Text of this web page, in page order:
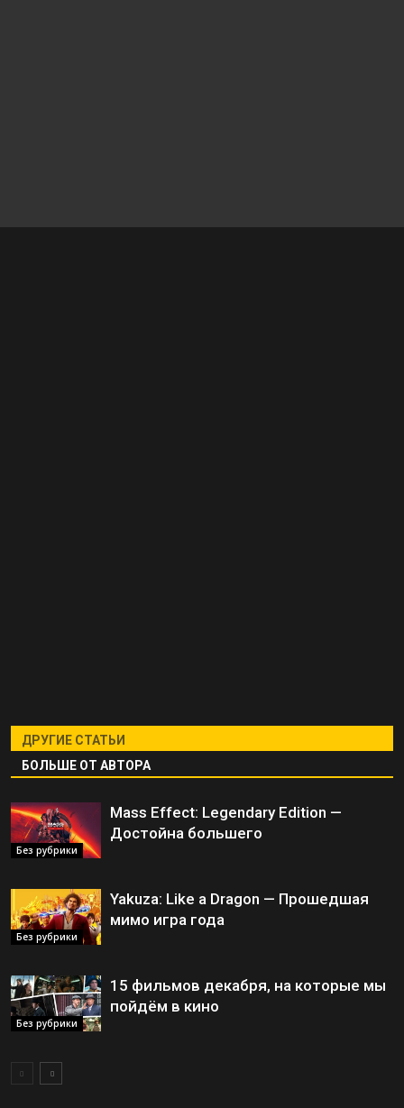
ДРУГИЕ СТАТЬИ
БОЛЬШЕ ОТ АВТОРА
Без рубрики
Mass Effect: Legendary Edition —
Достойна большего
Без рубрики
Yakuza: Like a Dragon — Прошедшая
мимо игра года
Без рубрики
15 фильмов декабря, на которые мы
пойдём в кино